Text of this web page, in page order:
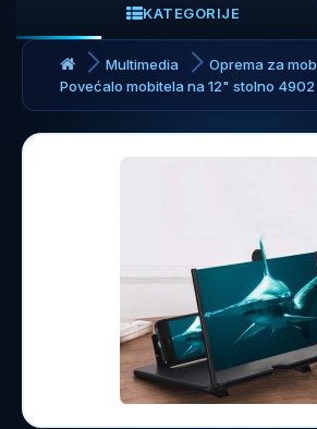
KATEGORIJE
Multimedia
Oprema za
Povećalo mobitela na 12" stolno 4902